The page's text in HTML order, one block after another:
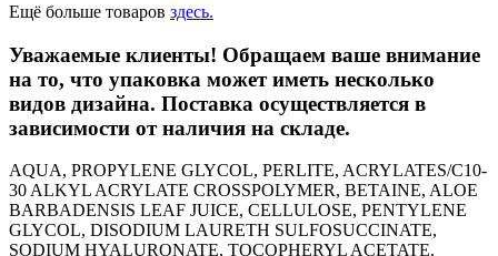
Ещё больше товаров здесь.
Уважаемые клиенты! Обращаем ваше внимание
на то, что упаковка может иметь несколько
видов дизайна. Поставка осуществляется в
зависимости от наличия на складе.
AQUA, PROPYLENE GLYCOL, PERLITE, ACRYLATES/C10-
30 ALKYL ACRYLATE CROSSPOLYMER, BETAINE, ALOE
BARBADENSIS LEAF JUICE, CELLULOSE, PENTYLENE
GLYCOL, DISODIUM LAURETH SULFOSUCCINATE,
SODIUM HYALURONATE, TOCOPHERYL ACETATE,